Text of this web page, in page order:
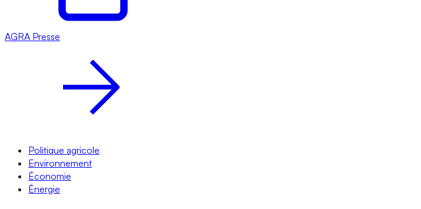
AGRA Presse
Politique agricole
Environnement
Économie
Énergie